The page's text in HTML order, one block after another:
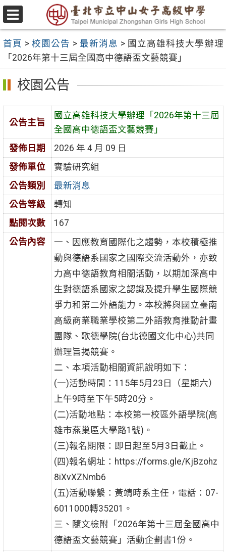
跳
至
要
容
區
選
單
首頁 > 校園公告 > 最新消息 > 國立高雄科技大學辦理
「2026年第十三屆全國高中德語盃文藝競賽」
校園公告
公告主旨
國立高雄科技大學辦理「2026年第十三屆
全國高中德語盃文藝競賽」
發佈日期
2026 年 4 月 09 日
發佈單位
實驗研究組
公告類別
最新消息
公告等級
轉知
點閱次數
167
公告內容
一、因應教育國際化之趨勢，本校積極推
動與德語系國家之國際交流活動外，亦致
力高中德語教育相關活動，以期加深高中
生對德語系國家之認識及提升學生國際競
爭力和第二外語能力。本校將與國立臺南
高級商業職業學校第二外語教育推動計畫
團隊、歌德學院(台北德國文化中心)共同
辦理旨揭競賽。
二、本項活動相關資訊說明如下：
(一)活動時間：115年5月23日（星期六）
上午9時至下午5時20分。
(二)活動地點：本校第一校區外語學院(高
雄市燕巢區大學路1號)。
(三)報名期限：即日起至5月3日截止。
(四)報名網址：https://forms.gle/KjBzohz
8iXvXZNmb6
(五)活動聯繫：黃靖時系主任，電話：07-
6011000轉35201。
三、隨文檢附「2026年第十三屆全國高中
德語盃文藝競賽」活動企劃書1份。